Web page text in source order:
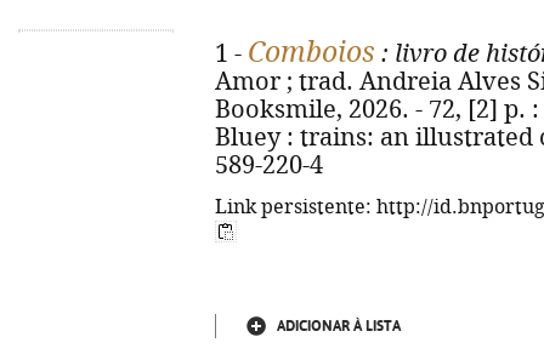
1 - Comboios : livro de
Amor ; trad. Andreia Alves
Booksmile, 2026. - 72, [2] p.
Bluey : trains: an illustrated
589-220-4
Link persistente: http://
ADICIONAR À LISTA